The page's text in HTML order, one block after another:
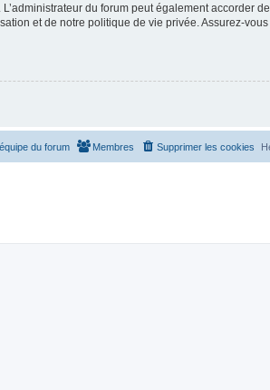
du forum peut également accorder
et de notre politique de vie privée. Assurez-
Supprimer les cookies
Membres
du forum